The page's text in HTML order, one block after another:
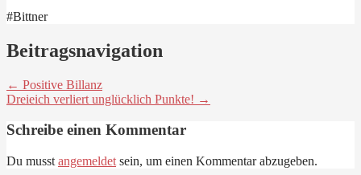
#Bittner
Beitragsnavigation
← Positive Billanz
Dreieich verliert unglücklich Punkte! →
Schreibe einen Kommentar
Du musst angemeldet sein, um einen Kommentar abzugeben.